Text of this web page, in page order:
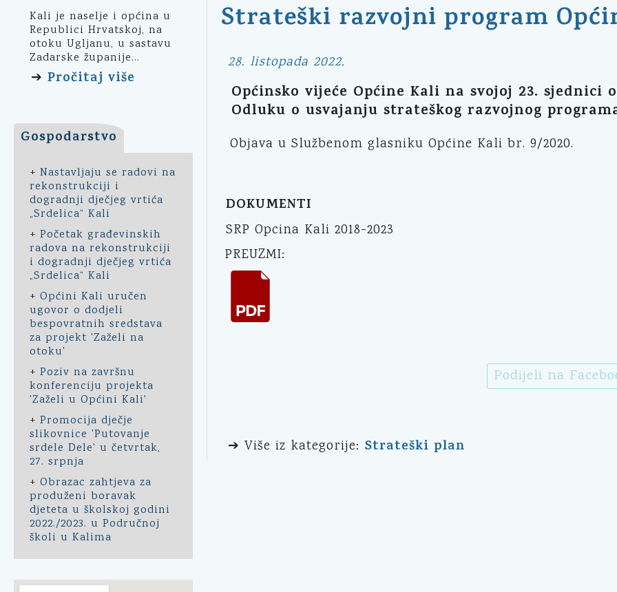
Kali je naselje i općina u
Republici Hrvatskoj, na
otoku Ugljanu, u sastavu
Zadarske županije...
➔ Pročitaj više
Gospodarstvo
+ Nastavljaju se radovi na
rekonstrukciji i
dogradnji dječjeg vrtića
„Srdelica“ Kali
+ Početak građevinskih
radova na rekonstrukciji
i dogradnji dječjeg vrtića
„Srdelica“ Kali
+ Općini Kali uručen
ugovor o dodjeli
bespovratnih sredstava
za projekt 'Zaželi na
otoku'
+ Poziv na završnu
konferenciju projekta
'Zaželi u Općini Kali'
+ Promocija dječje
slikovnice 'Putovanje
srdele Dele' u četvrtak,
27. srpnja
+ Obrazac zahtjeva za
produženi boravak
djeteta u školskoj godini
2022./2023. u Područnoj
školi u Kalima
Strateški razvojni program
28. listopada 2022.
Općinsko vijeće Općine Kali na svojoj 23. sjednici
Odluku o usvajanju strateškog razvojnog
Objava u Službenom glasniku Općine Kali br. 9/2020.
DOKUMENTI
SRP Opcina Kali 2018-2023
PREUZMI:
Podijeli na
➔ Više iz kategorije: Strateški plan